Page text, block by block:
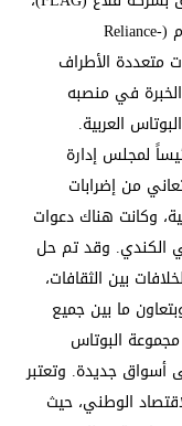
(
Reliance-
متعددة الأطراف
في منصبه
العربية.
رئيساً لمجلس إدارة
من إضرابات
وكانت هناك دعوات
الكندي. وقد تم حل
بين الثقافات،
ما بين جميع
البوتاس
أسواق جديدة. وتعتبر
الوطني، حيث